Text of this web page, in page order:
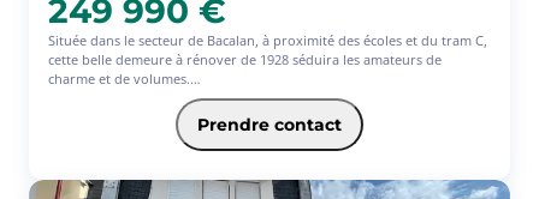
249 990 €
Située dans le secteur de Bacalan, à proximité des écoles et du tram C,
cette belle demeure à rénover de 1928 séduira les amateurs de
charme et de volumes.
Dès l'entrée, vous découvrirez une maison au fort potentiel. En rez-
de-jardin, une cuisine ouverte sur une véranda avec accès direct à
l'extérieur, un salon, une chambre, une salle d'eau ainsi qu'un WC
Prendre contact